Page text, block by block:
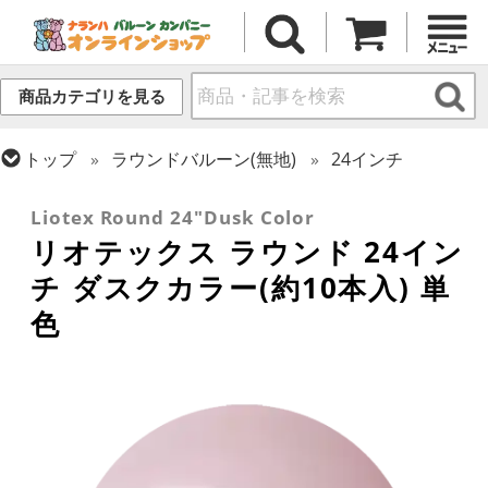
商品カテゴリを見る
トップ ラウンドバルーン(無地)
24インチ
Liotex Round 24"Dusk Color
リオテックス ラウンド 24イン
チ ダスクカラー(約10本入) 単
色